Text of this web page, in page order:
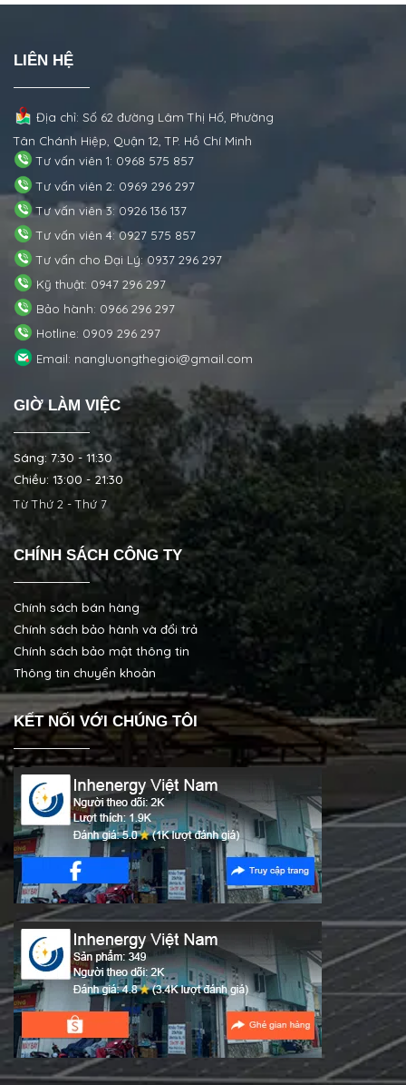
LIÊN HỆ
Địa chỉ: Số 62 đường Lâm Thị Hố, Phường
Tân Chánh Hiệp, Quận 12, TP. Hồ Chí Minh
Tư vấn viên 1: 0968 575 857
Tư vấn viên 2: 0969 296 297
Tư vấn viên 3: 0926 136 137
Tư vấn viên 4: 0927 575 857
Tư vấn cho Đại Lý: 0937 296 297
Kỹ thuật: 0947 296 297
Bảo hành: 0966 296 297
Hotline: 0909 296 297
Email: nangluongthegioi@gmail.com
GIỜ LÀM VIỆC
Sáng: 7:30 - 11:30
Chiều: 13:00 - 21:30
Từ Thứ 2 - Thứ 7
CHÍNH SÁCH CÔNG TY
Chính sách bán hàng
Chính sách bảo hành và đổi trả
Chính sách bảo mật thông tin
Thông tin chuyển khoản
KẾT NỐI VỚI CHÚNG TÔI